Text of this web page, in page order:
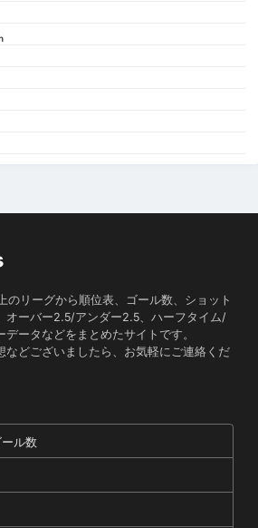
のリーグから順位表、ゴール数、ショット
オーバー2.5/アンダー2.5、ハーフタイム/
ータなどをまとめたサイトです。
などございましたら、お気軽にご連絡くだ
ル数